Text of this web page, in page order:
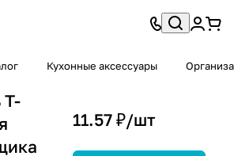
Кухонные аксессуары
Т-
11.57 ₽/шт